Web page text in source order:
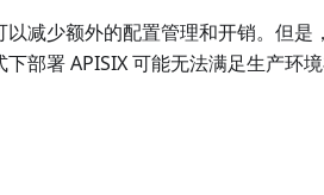
减少额外的配置管理和开销。但是
部署 APISIX 可能无法满足生产环